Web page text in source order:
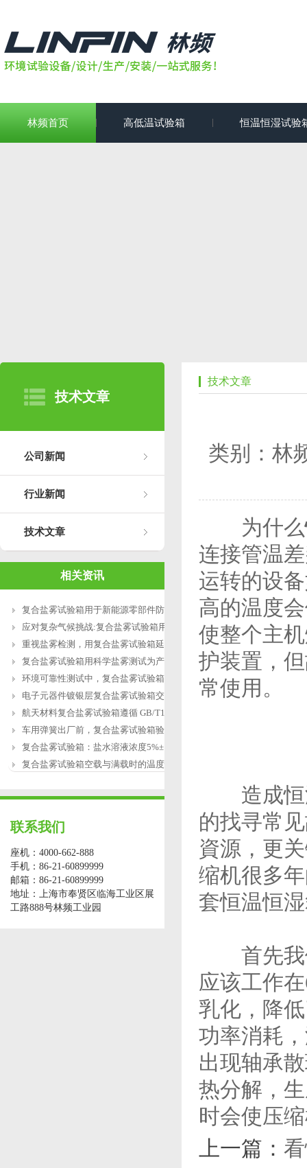
林频首页 高低温试验箱 恒温恒湿试验
技术文章
公司新闻
行业新闻
技术文章
相关资讯
复合盐雾试验箱用于新能源零部件防腐测
应对复杂气候挑战:复合盐雾试验箱用于涂
重视盐雾检测，用复合盐雾试验箱延长产
复合盐雾试验箱用科学盐雾测试为产品研
环境可靠性测试中，复合盐雾试验箱缺水
电子元器件镀银层复合盐雾试验箱交变盐
航天材料复合盐雾试验箱遵循 GB/T12967.3
车用弹簧出厂前，复合盐雾试验箱验证盐
复合盐雾试验箱：盐水溶液浓度5%±1%的配
复合盐雾试验箱空载与满载时的温度恢复
联系我们
座机：4000-662-888
手机：86-21-60899999
邮箱：86-21-60899999
地址：上海市奉贤区临海工业区展
工路888号林频工业园
技术文章
类别：林
为什么
连接管温
运转的设
高的温度
使整个主
护装置，
常使用。
造成恒温
的找寻常
資源，更
缩机很多
套恒温恒
首先我们
应该工作
乳化，降
功率消耗
出现轴承
热分解，
时会使压
上一篇：